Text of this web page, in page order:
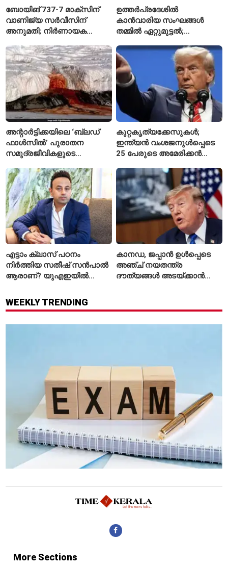
ബോയിങ് 737-7 മാക്‌സിന്
വാണിജ്യ സർവീസിന്
അനുമതി; നിർണായക
എഫ്എഎ
ഉത്തർപ്രദേശിൽ
കാൻവാരിയ സംഘങ്ങൾ
തമ്മിൽ ഏറ്റുമുട്ടൽ;
അന്റാർട്ടിക്കയിലെ ‘ബ്ലഡ്
ഫാൾസിൽ’ പുരാതന
സമുദ്രജീവികളുടെ
കുറ്റകൃത്യക്കേസുകൾ;
ഇന്ത്യൻ വംശജനുൾപ്പെടെ
25 പേരുടെ അമേരിക്കൻ
എട്ടാം ക്ലാസ് പഠനം
നിർത്തിയ സതീഷ് സൻപാൽ
ആരാണ്? യുഎഇയിൽ
പിന്നാലെ ശ്രദ്ധയിൽ
കാനഡ, ജപ്പാൻ ഉൾപ്പെടെ
അഞ്ച് നയതന്ത്ര
ദൗത്യങ്ങൾ അടയ്ക്കാൻ
WEEKLY TRENDING
More Sections